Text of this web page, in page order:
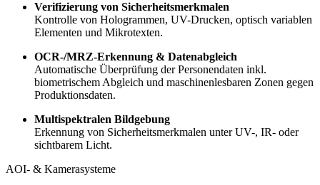
Verifizierung von Sicherheitsmerkmalen
Kontrolle von Hologrammen, UV-Drucken, optisch variablen
Elementen und Mikrotexten.
OCR-/MRZ-Erkennung & Datenabgleich
Automatische Überprüfung der Personendaten inkl.
biometrischem Abgleich und maschinenlesbaren Zonen gegen
Produktionsdaten.
Multispektralen Bildgebung
Erkennung von Sicherheitsmerkmalen unter UV-, IR- oder
sichtbarem Licht.
AOI- & Kamerasysteme